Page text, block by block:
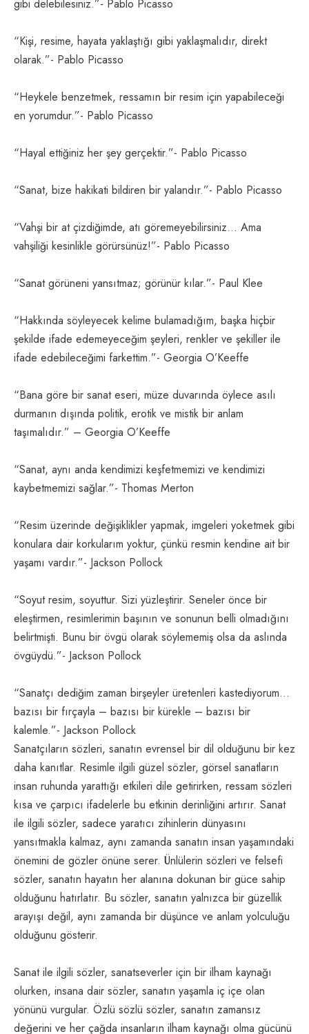
gibi delebilesiniz.”- Pablo Picasso
“Kişi, resime, hayata yaklaştığı gibi yaklaşmalıdır, direkt
olarak.”- Pablo Picasso
“Heykele benzetmek, ressamın bir resim için yapabileceği
en yorumdur.”- Pablo Picasso
“Hayal ettiğiniz her şey gerçektir.”- Pablo Picasso
“Sanat, bize hakikati bildiren bir yalandır.”- Pablo Picasso
“Vahşi bir at çizdiğimde, atı göremeyebilirsiniz… Ama
vahşiliği kesinlikle görürsünüz!”- Pablo Picasso
“Sanat görüneni yansıtmaz; görünür kılar.”- Paul Klee
“Hakkında söyleyecek kelime bulamadığım, başka hiçbir
şekilde ifade edemeyeceğim şeyleri, renkler ve şekiller ile
ifade edebileceğimi farkettim.”- Georgia O’Keeffe
“Bana göre bir sanat eseri, müze duvarında öylece asılı
durmanın dışında politik, erotik ve mistik bir anlam
taşımalıdır.” – Georgia O’Keeffe
“Sanat, aynı anda kendimizi keşfetmemizi ve kendimizi
kaybetmemizi sağlar.”- Thomas Merton
“Resim üzerinde değişiklikler yapmak, imgeleri yoketmek gibi
konulara dair korkularım yoktur, çünkü resmin kendine ait bir
yaşamı vardır.”- Jackson Pollock
“Soyut resim, soyuttur. Sizi yüzleştirir. Seneler önce bir
eleştirmen, resimlerimin başının ve sonunun belli olmadığını
belirtmişti. Bunu bir övgü olarak söylememiş olsa da aslında
övgüydü.”- Jackson Pollock
“Sanatçı dediğim zaman birşeyler üretenleri kastediyorum…
bazısı bir fırçayla – bazısı bir kürekle – bazısı bir
kalemle.”- Jackson Pollock
Sanatçıların sözleri, sanatın evrensel bir dil olduğunu bir kez
daha kanıtlar. Resimle ilgili güzel sözler, görsel sanatların
insan ruhunda yarattığı etkileri dile getirirken, ressam sözleri
kısa ve çarpıcı ifadelerle bu etkinin derinliğini artırır. Sanat
ile ilgili sözler, sadece yaratıcı zihinlerin dünyasını
yansıtmakla kalmaz, aynı zamanda sanatın insan yaşamındaki
önemini de gözler önüne serer. Ünlülerin sözleri ve felsefi
sözler, sanatın hayatın her alanına dokunan bir güce sahip
olduğunu hatırlatır. Bu sözler, sanatın yalnızca bir güzellik
arayışı değil, aynı zamanda bir düşünce ve anlam yolculuğu
olduğunu gösterir.
Sanat ile ilgili sözler, sanatseverler için bir ilham kaynağı
olurken, insana dair sözler, sanatın yaşamla iç içe olan
yönünü vurgular. Özlü sözlü sözler, sanatın zamansız
değerini ve her çağda insanların ilham kaynağı olma gücünü